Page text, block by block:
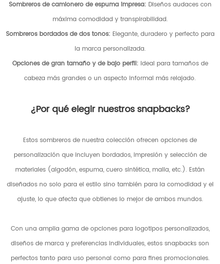
Sombreros de camionero de espuma impresa: Diseños audaces con
máxima comodidad y transpirabilidad.
Sombreros bordados de dos tonos: Elegante, duradero y perfecto para
la marca personalizada.
Opciones de gran tamaño y de bajo perfil: Ideal para tamaños de
cabeza más grandes o un aspecto informal más relajado.
¿Por qué elegir nuestros snapbacks?
Estos sombreros de nuestra colección ofrecen opciones de
personalización que incluyen bordados, impresión y selección de
materiales (algodón, espuma, cuero sintética, malla, etc.). Están
diseñados no solo para el estilo sino también para la comodidad y el
ajuste, lo que afecta que obtienes lo mejor de ambos mundos.
Con una amplia gama de opciones para logotipos personalizados,
diseños de marca y preferencias individuales, estos snapbacks son
perfectos tanto para uso personal como para fines promocionales.